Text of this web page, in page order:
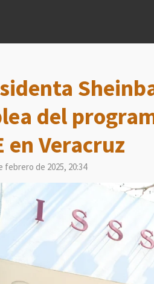
del
en Veracruz
febrero de 2025, 20:34